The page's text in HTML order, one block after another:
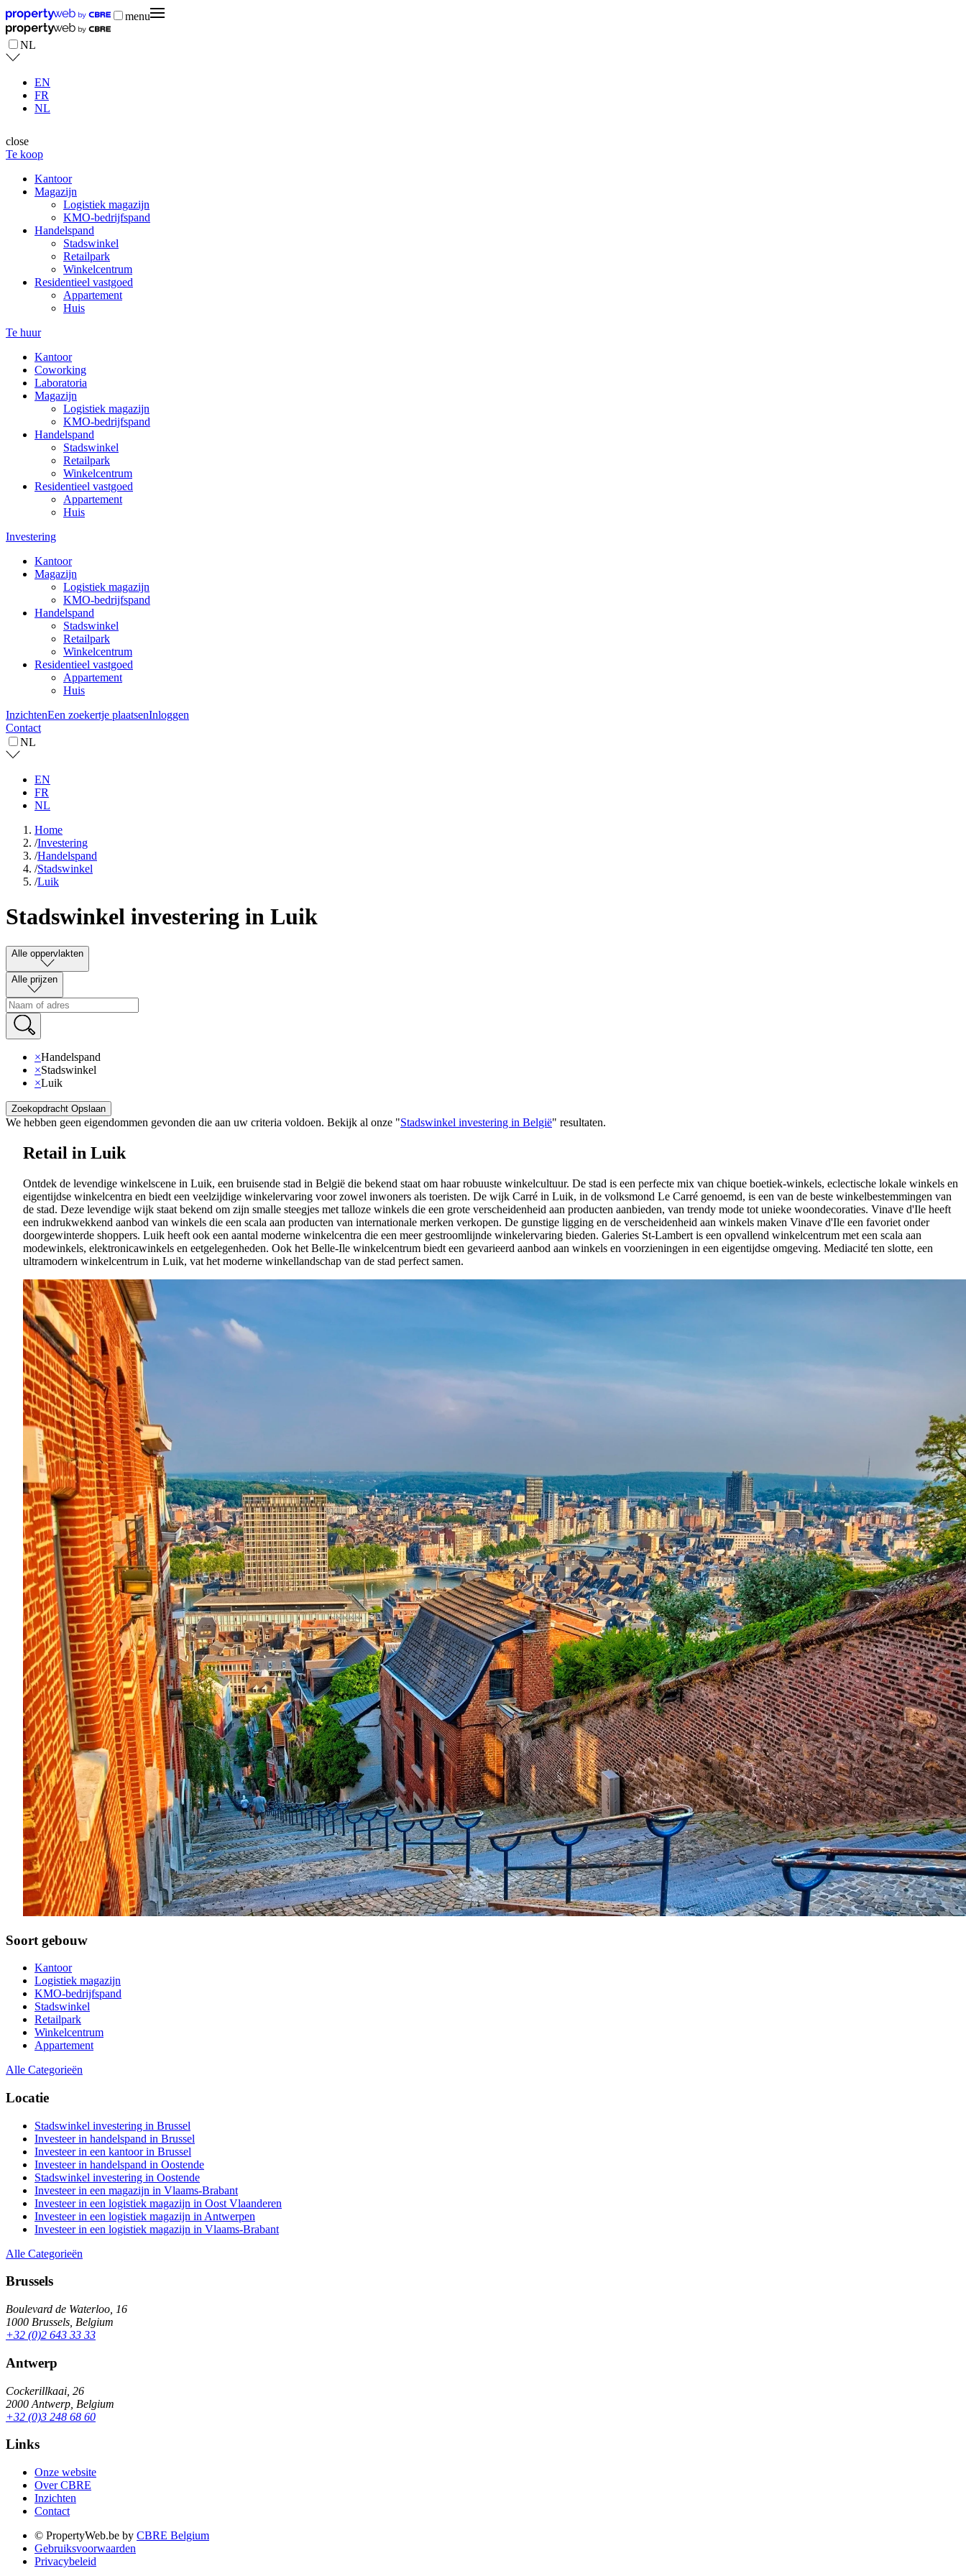
menu
NL
EN
FR
NL
close
Te koop
Kantoor
Magazijn
Logistiek magazijn
KMO-bedrijfspand
Handelspand
Stadswinkel
Retailpark
Winkelcentrum
Residentieel vastgoed
Appartement
Huis
Te huur
Kantoor
Coworking
Laboratoria
Magazijn
Logistiek magazijn
KMO-bedrijfspand
Handelspand
Stadswinkel
Retailpark
Winkelcentrum
Residentieel vastgoed
Appartement
Huis
Investering
Kantoor
Magazijn
Logistiek magazijn
KMO-bedrijfspand
Handelspand
Stadswinkel
Retailpark
Winkelcentrum
Residentieel vastgoed
Appartement
Huis
InzichtenEen zoekertje plaatsenInloggen
Contact
NL
EN
FR
NL
Home
/Investering
/Handelspand
/Stadswinkel
/Luik
Stadswinkel investering in Luik
Alle oppervlakten
Alle prijzen
×Handelspand
×Stadswinkel
×Luik
Zoekopdracht Opslaan
We hebben geen eigendommen gevonden die aan uw criteria voldoen. Bekijk al onze "Stadswinkel investering in België" resultaten.
Retail in Luik
Ontdek de levendige winkelscene in Luik, een bruisende stad in België die bekend staat om haar robuuste winkelcultuur. De stad is een perfecte mix van chique boetiek-winkels, eclectische lokale winkels en
eigentijdse winkelcentra en biedt een veelzijdige winkelervaring voor zowel inwoners als toeristen. De wijk Carré in Luik, in de volksmond Le Carré genoemd, is een van de beste winkelbestemmingen van
de stad. Deze levendige wijk staat bekend om zijn smalle steegjes met talloze winkels die een grote verscheidenheid aan producten aanbieden, van trendy mode tot unieke woondecoraties. Vinave d'Ile heeft
een indrukwekkend aanbod van winkels die een scala aan producten van internationale merken verkopen. De gunstige ligging en de verscheidenheid aan winkels maken Vinave d'Ile een favoriet onder
doorgewinterde shoppers. Luik heeft ook een aantal moderne winkelcentra die een meer gestroomlijnde winkelervaring bieden. Galeries St-Lambert is een opvallend winkelcentrum met een scala aan
modewinkels, elektronicawinkels en eetgelegenheden. Ook het Belle-Ile winkelcentrum biedt een gevarieerd aanbod aan winkels en voorzieningen in een eigentijdse omgeving. Mediacité ten slotte, een
ultramodern winkelcentrum in Luik, vat het moderne winkellandschap van de stad perfect samen.
Soort gebouw
Kantoor
Logistiek magazijn
KMO-bedrijfspand
Stadswinkel
Retailpark
Winkelcentrum
Appartement
Alle Categorieën
Locatie
Stadswinkel investering in Brussel
Investeer in handelspand in Brussel
Investeer in een kantoor in Brussel
Investeer in handelspand in Oostende
Stadswinkel investering in Oostende
Investeer in een magazijn in Vlaams-Brabant
Investeer in een logistiek magazijn in Oost Vlaanderen
Investeer in een logistiek magazijn in Antwerpen
Investeer in een logistiek magazijn in Vlaams-Brabant
Alle Categorieën
Brussels
Boulevard de Waterloo, 16
1000 Brussels, Belgium
+32 (0)2 643 33 33
Antwerp
Cockerillkaai, 26
2000 Antwerp, Belgium
+32 (0)3 248 68 60
Links
Onze website
Over CBRE
Inzichten
Contact
© PropertyWeb.be by CBRE Belgium
Gebruiksvoorwaarden
Privacybeleid